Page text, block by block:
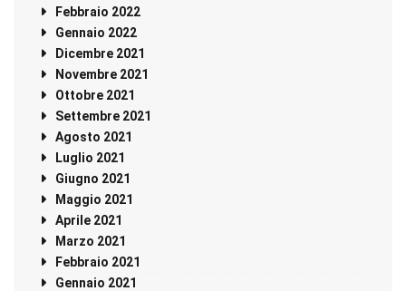
Febbraio 2022
Gennaio 2022
Dicembre 2021
Novembre 2021
Ottobre 2021
Settembre 2021
Agosto 2021
Luglio 2021
Giugno 2021
Maggio 2021
Aprile 2021
Marzo 2021
Febbraio 2021
Gennaio 2021